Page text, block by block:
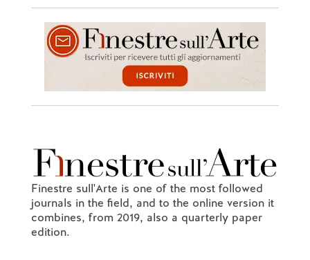
Finestre sull'Arte is one of the most followed
journals in the field, and to the online version it
combines, from 2019, also a quarterly paper
edition.